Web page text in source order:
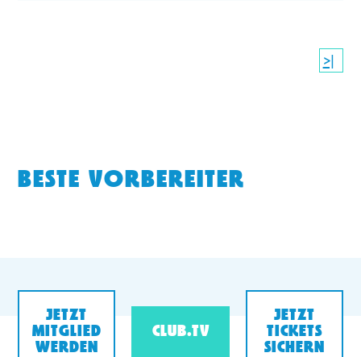
>|
BESTE VORBEREITER
JETZT
MITGLIED
WERDEN
CLUB.TV
JETZT
TICKETS
SICHERN